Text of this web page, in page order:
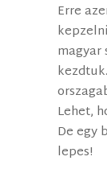
Erre
magyar
Lehet,
De egy
lepes!